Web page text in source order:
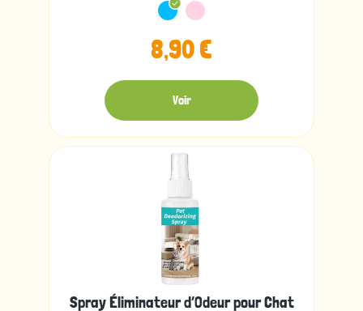
8,90 €
Voir
Spray Éliminateur d’Odeur pour Chat